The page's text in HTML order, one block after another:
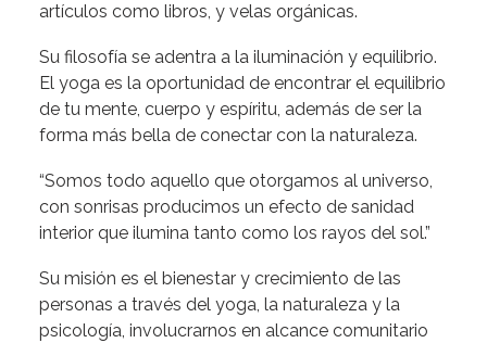
artículos como libros, y velas orgánicas.
Su filosofía se adentra a la iluminación y equilibrio.
El yoga es la oportunidad de encontrar el equilibrio
de tu mente, cuerpo y espíritu, además de ser la
forma más bella de conectar con la naturaleza.
“Somos todo aquello que otorgamos al universo,
con sonrisas producimos un efecto de sanidad
interior que ilumina tanto como los rayos del sol.”
Su misión es el bienestar y crecimiento de las
personas a través del yoga, la naturaleza y la
psicología, involucrarnos en alcance comunitario